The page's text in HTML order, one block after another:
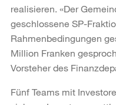
realisieren. «Der
geschlossene SP-
Rahmenbedingungen
Million Franken
Vorsteher des
Fünf Teams mit